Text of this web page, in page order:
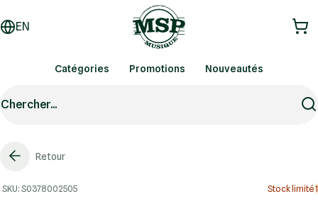
EN
Catégories Promotions Nouveautés
Chercher...
Retour
SKU: S0378002505 Stock limité1